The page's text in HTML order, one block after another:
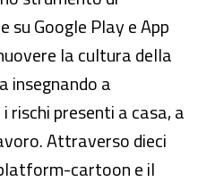
su Google Play e App
la cultura della
insegnando a
rischi presenti a casa, a
Attraverso dieci
cartoon e il